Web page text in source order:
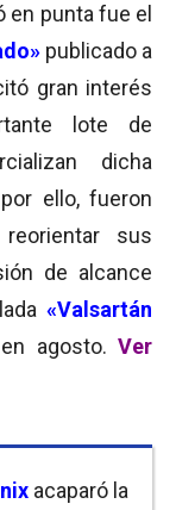
en punta fue el
publicado a
gran interés
lote de
dicha
ello, fueron
sus
de alcance
«Valsartán
agosto. Ver
acaparó la